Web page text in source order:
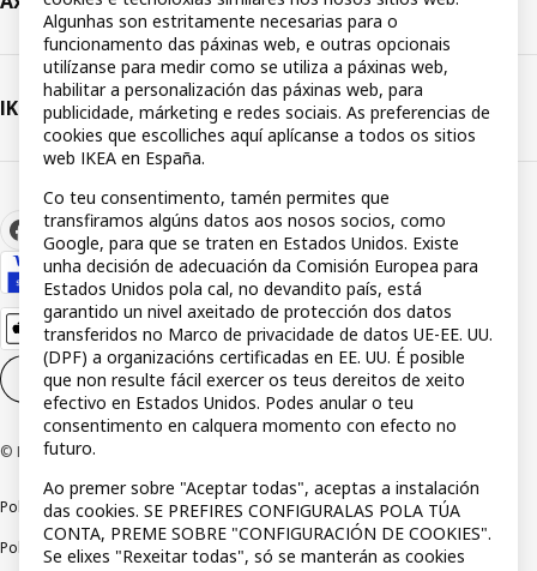
IKEA
Configuración de cookies GL
© Inter IKEA Systems B.V 1999-2026
Política de privacidadePolítica de rastrosTermos e condicións
Política de divulgación responsable
Algunhas son estritamente necesarias para o
funcionamento das páxinas web, e outras opcionais
utilízanse para medir como se utiliza a páxinas web,
habilitar a personalización das páxinas web, para
publicidade, márketing e redes sociais. As preferencias de
cookies que escolliches aquí aplícanse a todos os sitios
web IKEA en España.
Co teu consentimento, tamén permites que
transfiramos algúns datos aos nosos socios, como
Google, para que se traten en Estados Unidos. Existe
unha decisión de adecuación da Comisión Europea para
Estados Unidos pola cal, no devandito país, está
garantido un nivel axeitado de protección dos datos
transferidos no Marco de privacidade de datos UE-EE. UU.
(DPF) a organizacións certificadas en EE. UU. É posible
que non resulte fácil exercer os teus dereitos de xeito
efectivo en Estados Unidos. Podes anular o teu
consentimento en calquera momento con efecto no
futuro.
Ao premer sobre "Aceptar todas", aceptas a instalación
das cookies. SE PREFIRES CONFIGURALAS POLA TÚA
CONTA, PREME SOBRE "CONFIGURACIÓN DE COOKIES".
Se elixes "Rexeitar todas", só se manterán as cookies